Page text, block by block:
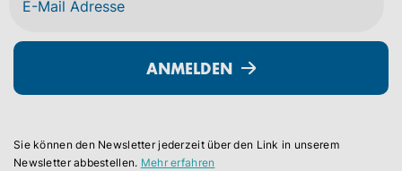
ANMELDEN
Sie können den Newsletter jederzeit über den Link in unserem
Newsletter abbestellen. Mehr erfahren